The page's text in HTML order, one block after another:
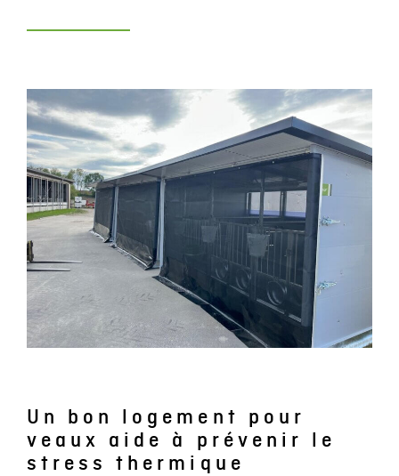
Un bon logement pour
veaux aide à prévenir le
stress thermique